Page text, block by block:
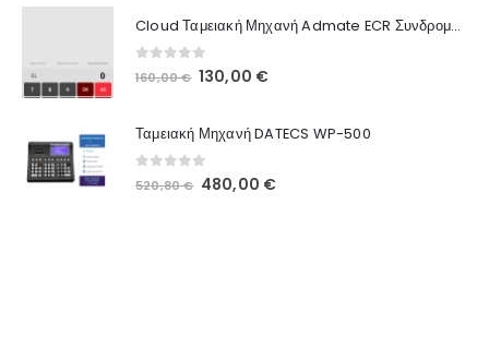
Cloud Ταμειακή Μηχανή Admate ECR Συνδρομή 12 μηνών
out of 5
160,00€ 130,00 €
Ταμειακή Μηχανή DATECS WP-500
out of 5
520,80€ 480,00 €